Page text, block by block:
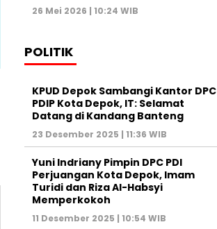
26 Mei 2026 | 10:24 WIB
POLITIK
KPUD Depok Sambangi Kantor DPC
PDIP Kota Depok, IT: Selamat
Datang di Kandang Banteng
23 Desember 2025 | 11:36 WIB
Yuni Indriany Pimpin DPC PDI
Perjuangan Kota Depok, Imam
Turidi dan Riza Al-Habsyi
Memperkokoh
11 Desember 2025 | 10:54 WIB